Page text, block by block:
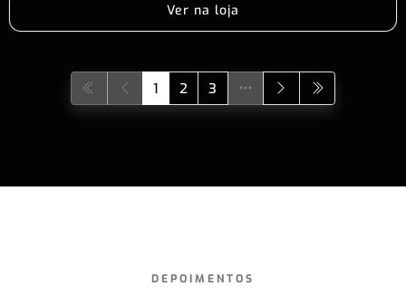
Ver na loja
1 2 3
DEPOIMENTOS